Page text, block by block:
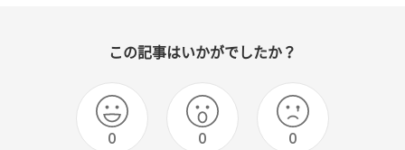
この記事はいかがでしたか？
0 0 0